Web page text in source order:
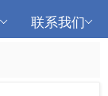
联系我们